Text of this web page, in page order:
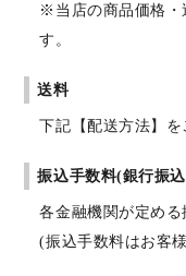
※当店の商品価格・
す。
送料
下記【配送方法】を
振込手数料(銀行振
各金融機関が定める
(振込手数料はお客